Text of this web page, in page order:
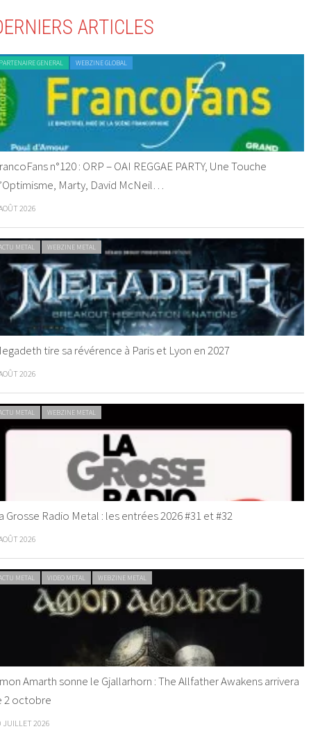
ARTICLES
GENERAL WEBZINE GLOBAL
n°120 : ORP – OAI REGGAE PARTY, Une Touche
Marty, David McNeil…
2026
METAL WEBZINE METAL
tire sa révérence à Paris et Lyon en 2027
2026
METAL WEBZINE METAL
Grosse Radio Metal : les entrées 2026 #31 et #32
2026
METAL VIDEO METAL WEBZINE METAL
Amarth sonne le Gjallarhorn : The Allfather Awakens arrivera
2 octobre
JUILLET 2026